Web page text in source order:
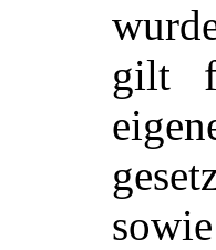
gilt